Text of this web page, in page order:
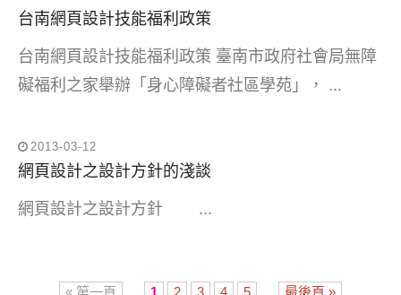
台南網頁設計技能福利政策
台南網頁設計技能福利政策 臺南市政府社會局無障
礙福利之家舉辦「身心障礙者社區學苑」， ...
2013-03-12
網頁設計之設計方針的淺談
網頁設計之設計方針 ...
« 第一頁 1 2 3 4 5 最後頁 »